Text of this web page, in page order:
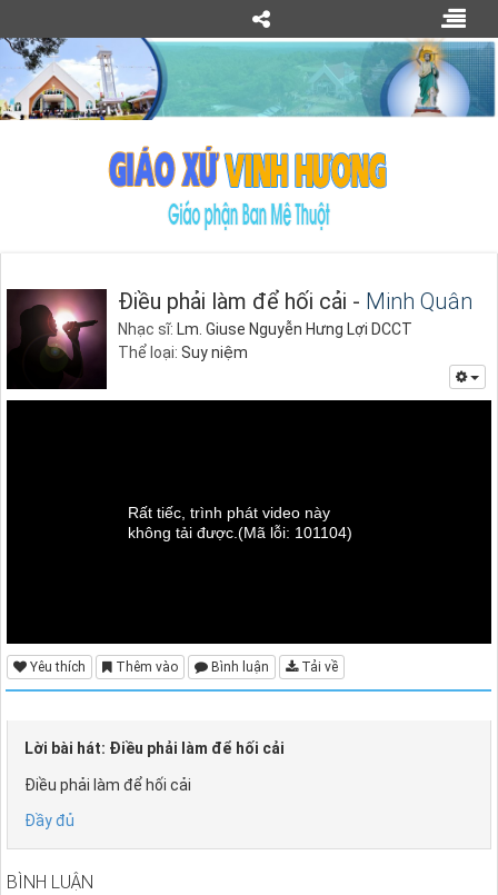
Điều phải làm để hối cải - Minh Quân
Nhạc sĩ: Lm. Giuse Nguyễn Hưng Lợi DCCT
Thể loại: Suy niệm
Rất tiếc, trình phát video này
không tải được. (Mã lỗi: 101104)
Yêu thích Thêm vào Bình luận Tải về
Lời bài hát: Điều phải làm để hối cải
Điều phải làm để hối cải
Đầy đủ
BÌNH LUẬN